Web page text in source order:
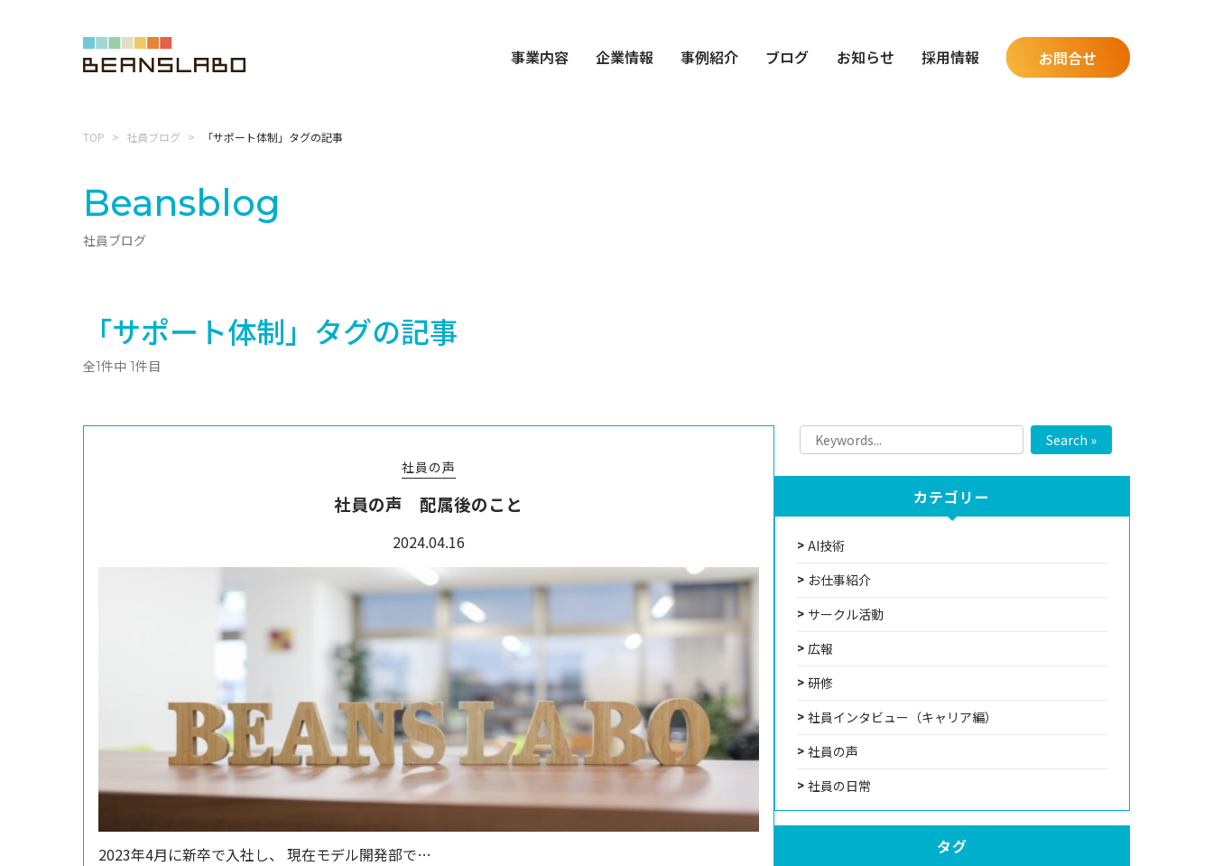
事業内容 企業情報 事例紹介 ブログ お知らせ 採用情報 お問合せ
TOP 社員ブログ 「サポート体制」タグの記事
Beansblog
社員ブログ
「サポート体制」タグの記事
全1件中 1件目
社員の声
社員の声 配属後のこと
2024.04.16
2023年4月に新卒で入社し、 現在モデル開発部で…
Search »
カテゴリー
AI技術
お仕事紹介
サークル活動
広報
研修
社員インタビュー（キャリア編）
社員の声
社員の日常
タグ